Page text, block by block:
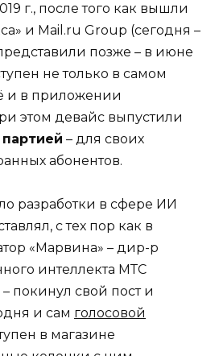
г., после того как вышли
и Mail.ru Group (сегодня –
позже – в июне
не только в самом
и в приложении
этом девайс выпустили
– для своих
абонентов.
разработки в сфере ИИ
с тех пор как в
«Марвина» – дир-р
интеллекта МТС
покинул свой пост и
и сам голосовой
в магазине